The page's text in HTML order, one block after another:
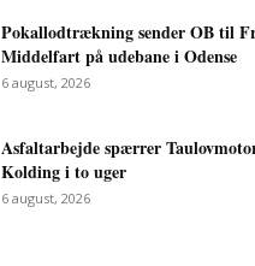
Pokallodtrækning sender OB til
Middelfart på udebane i Odense
6 august, 2026
Asfaltarbejde spærrer
Kolding i to uger
6 august, 2026